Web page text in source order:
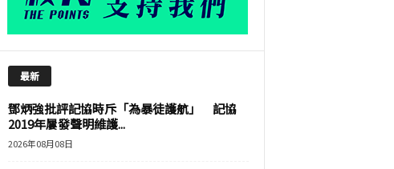
最新
鄧炳強批評記協時斥「為暴徒護航」 記協
2019年屢發聲明維護...
2026年08月08日